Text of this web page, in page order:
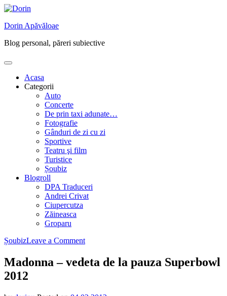
Skip
content
Dorin Apăvăloae
Blog personal, păreri subiective
Acasa
Categorii
Auto
Concerte
De prin taxi adunate…
Fotografie
Gânduri de zi cu zi
Sportive
Teatru şi film
Turistice
Șoubiz
Blogroll
DPA Traduceri
Andrei Crivat
Ciupercutza
Zăineasca
Groparu
ȘoubizLeave a Commenton
vedeta
Madonna – vedeta de la pauza Superbowl
2012